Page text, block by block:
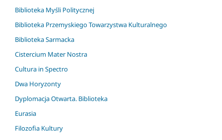
Biblioteka Myśli Politycznej
Biblioteka Przemyskiego Towarzystwa Kulturalnego
Biblioteka Sarmacka
Cistercium Mater Nostra
Cultura in Spectro
Dwa Horyzonty
Dyplomacja Otwarta. Biblioteka
Eurasia
Filozofia Kultury